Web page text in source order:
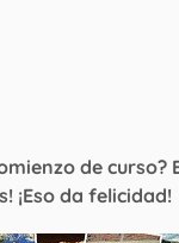
de curso?
¡Eso da felicidad!